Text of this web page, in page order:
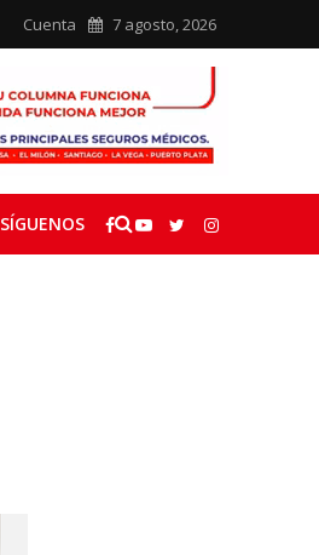
Cuenta 7 agosto, 2026
SÍGUENOS